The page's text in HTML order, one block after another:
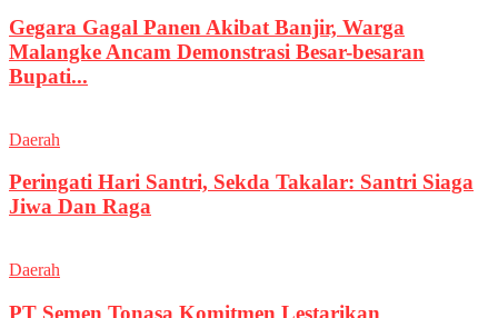
Gegara Gagal Panen Akibat Banjir, Warga
Malangke Ancam Demonstrasi Besar-besaran
Bupati...
Daerah
Peringati Hari Santri, Sekda Takalar: Santri Siaga
Jiwa Dan Raga
Daerah
PT Semen Tonasa Komitmen Lestarikan